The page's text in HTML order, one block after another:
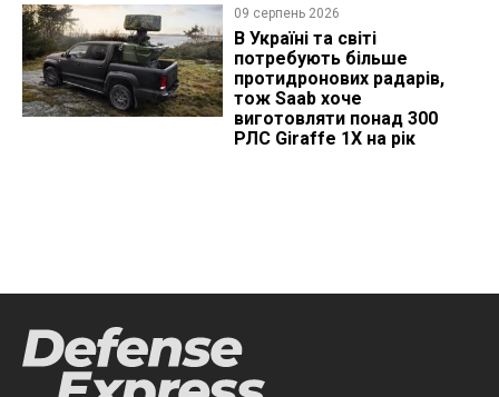
09 серпень 2026
В Україні та світі
потребують більше
протидронових радарів,
тож Saab хоче
виготовляти понад 300
РЛС Giraffe 1X на рік